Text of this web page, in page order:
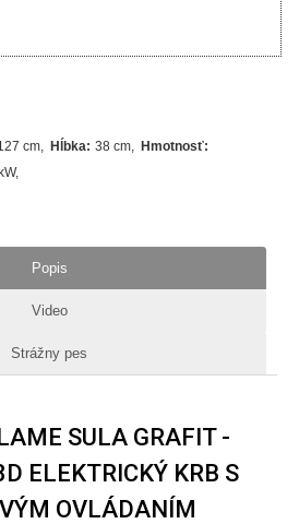
cm Hĺbka: 38 cm Hmotnosť:
kW
Popis
Video
Strážny pes
SULA GRAFIT -
ELEKTRICKÝ KRB S
OVLÁDANÍM